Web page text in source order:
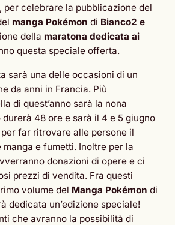
per celebrare la pubblicazione del
manga Pokémon di Bianco2 e
della maratona dedicata ai
questa speciale offerta.
sarà una delle occasioni di un
da anni in Francia. Più
di quest’anno sarà la nona
durerà 48 ore e sarà il 4 e 5 giugno
far ritrovare alle persone il
e fumetti. Inoltre per la
donazioni di opere e ci
prezzi di vendita. Fra questi
volume del Manga Pokémon di
dedicata un’edizione speciale!
che avranno la possibilità di